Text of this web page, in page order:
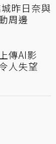
昨日奈與
周邊
傳AI影
人失望